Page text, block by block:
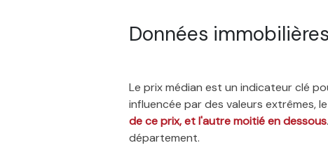
Données
Le prix médian est un indicateur clé
influencée par des valeurs extrêmes,
de ce prix, et l'autre moitié en dessous
département.